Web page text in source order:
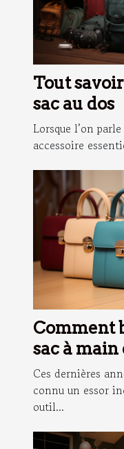
Tout
sac au dos
Lorsque l’on
accessoire
Comment
sac à
de votre
Ces dernières
connu un essor
outil...